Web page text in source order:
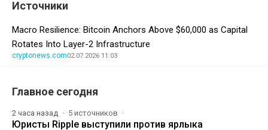
Источники
Macro Resilience: Bitcoin Anchors Above $60,000 as Capital
Rotates Into Layer-2 Infrastructure
cryptonews.com02.07.2026 11:03
Главное сегодня
2 часа назад 5 источников
Юристы Ripple выступили против ярлыка